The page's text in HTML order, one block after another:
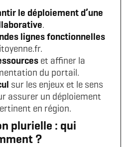
le déploiement d’une
.
lignes fonctionnelles
et affiner la
du portail.
sur les enjeux et le sens
assurer un déploiement
en région.
plurielle : qui
?